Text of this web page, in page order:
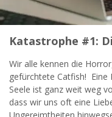
Katastrophe #1:
Wir alle kennen die
gefürchtete Catfish! Eine
Seele ist ganz weit weg
dass wir uns oft eine
Ungereimtheiten